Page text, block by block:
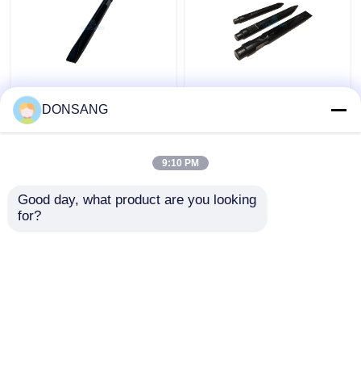
40Cr 42Cr 180mm
Hydraulic Rock
Hammer Wedge Chisel
Pemutus Hidraulik
42CrMo 175mm Pahat
DS86
DONSANG
9:10 PM
Good day, what product are you looking
for?